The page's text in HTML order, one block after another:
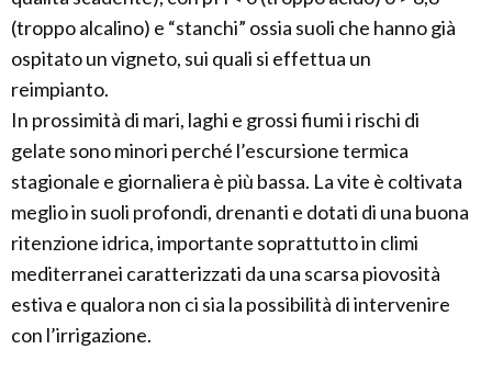
(troppo alcalino) e “stanchi” ossia suoli che hanno già
ospitato un vigneto, sui quali si effettua un
reimpianto.
In prossimità di mari, laghi e grossi fiumi i rischi di
gelate sono minori perché l’escursione termica
stagionale e giornaliera è più bassa. La vite è coltivata
meglio in suoli profondi, drenanti e dotati di una buona
ritenzione idrica, importante soprattutto in climi
mediterranei caratterizzati da una scarsa piovosità
estiva e qualora non ci sia la possibilità di intervenire
con l’irrigazione.